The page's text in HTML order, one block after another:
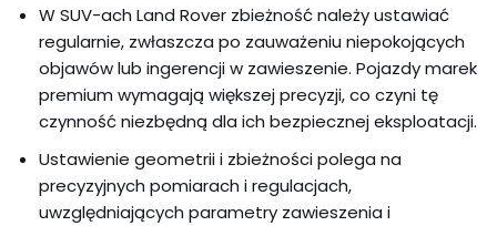
W SUV-ach Land Rover zbieżność należy ustawiać
regularnie, zwłaszcza po zauważeniu niepokojących
objawów lub ingerencji w zawieszenie. Pojazdy marek
premium wymagają większej precyzji, co czyni tę
czynność niezbędną dla ich bezpiecznej eksploatacji.
Ustawienie geometrii i zbieżności polega na
precyzyjnych pomiarach i regulacjach,
uwzględniających parametry zawieszenia i